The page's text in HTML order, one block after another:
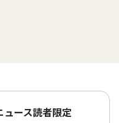
ュース読者限定